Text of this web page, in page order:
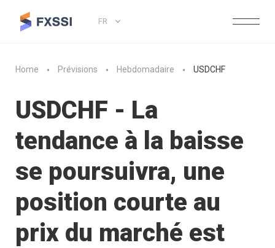
FR
Home Prévisions Hebdomadaire USDCHF
USDCHF - La
tendance à la baisse
se poursuivra, une
position courte au
prix du marché est